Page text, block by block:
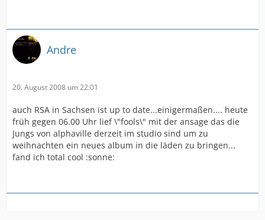
Andre
20. August 2008 um 22:01
auch RSA in Sachsen ist up to date...einigermaßen.... heute
früh gegen 06.00 Uhr lief \"fools\" mit der ansage das die
Jungs von alphaville derzeit im studio sind um zu
weihnachten ein neues album in die läden zu bringen...
fand ich total cool :sonne: